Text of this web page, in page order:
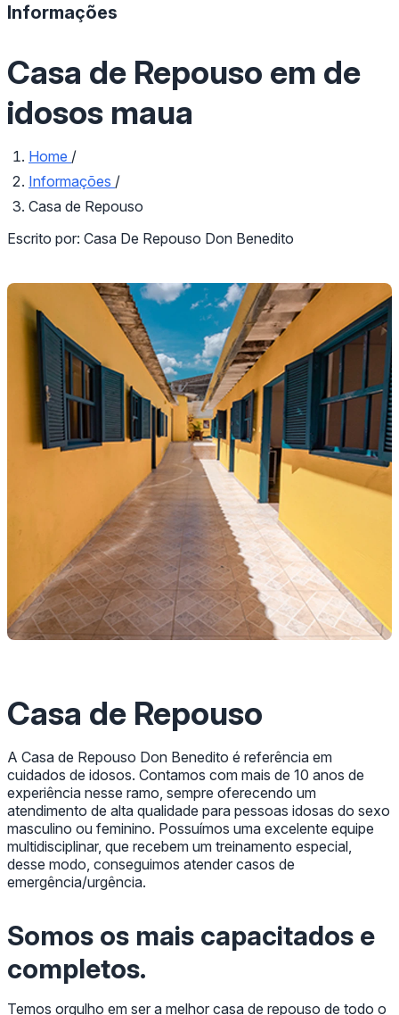
Informações
Casa de Repouso em de
idosos maua
Home /
Informações /
Casa de Repouso
Escrito por: Casa De Repouso Don Benedito
Casa de Repouso
A Casa de Repouso Don Benedito é referência em
cuidados de idosos. Contamos com mais de 10 anos de
experiência nesse ramo, sempre oferecendo um
atendimento de alta qualidade para pessoas idosas do sexo
masculino ou feminino. Possuímos uma excelente equipe
multidisciplinar, que recebem um treinamento especial,
desse modo, conseguimos atender casos de
emergência/urgência.
Somos os mais capacitados e
completos.
Temos orgulho em ser a melhor casa de repouso de todo o